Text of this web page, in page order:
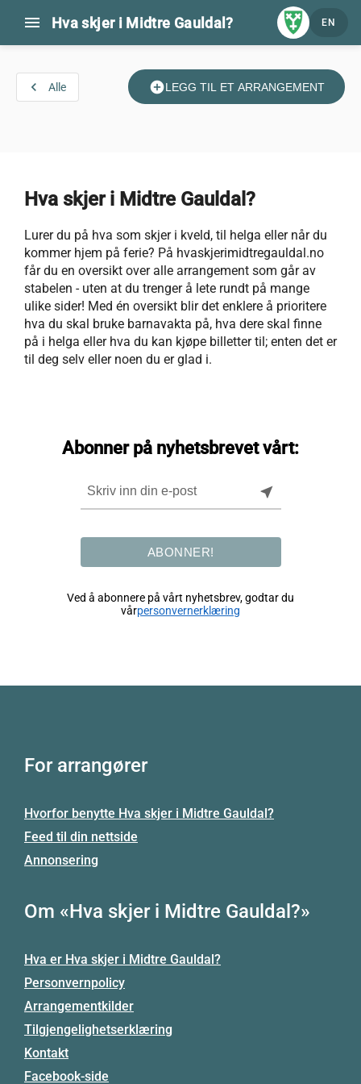
menu Hva skjer i Midtre Gauldal? EN
navigate_before Alle add_circleLEGG TIL ET ARRANGEMENT
Hva skjer i Midtre Gauldal?
Lurer du på hva som skjer i kveld, til helga eller når du
kommer hjem på ferie? På hvaskjerimidtregauldal.no
får du en oversikt over alle arrangement som går av
stabelen - uten at du trenger å lete rundt på mange
ulike sider! Med én oversikt blir det enklere å prioritere
hva du skal bruke barnavakta på, hva dere skal finne
på i helga eller hva du kan kjøpe billetter til; enten det er
til deg selv eller noen du er glad i.
Abonner på nyhetsbrevet vårt:
near_me
ABONNER!
Ved å abonnere på vårt nyhetsbrev, godtar du
vårpersonvernerklæring
For arrangører
Hvorfor benytte Hva skjer i Midtre Gauldal?
Feed til din nettside
Annonsering
Om «Hva skjer i Midtre Gauldal?»
Hva er Hva skjer i Midtre Gauldal?
Personvernpolicy
Arrangementkilder
Tilgjengelighetserklæring
Kontakt
Facebook-side